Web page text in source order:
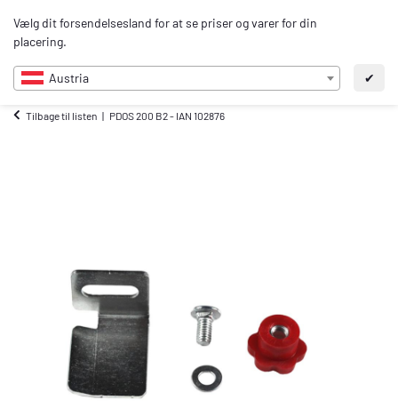
Vælg dit forsendelsesland for at se priser og varer for din
placering.
Austria ✔
DA
Tilbage til listen PDOS 200 B2 - IAN 102876